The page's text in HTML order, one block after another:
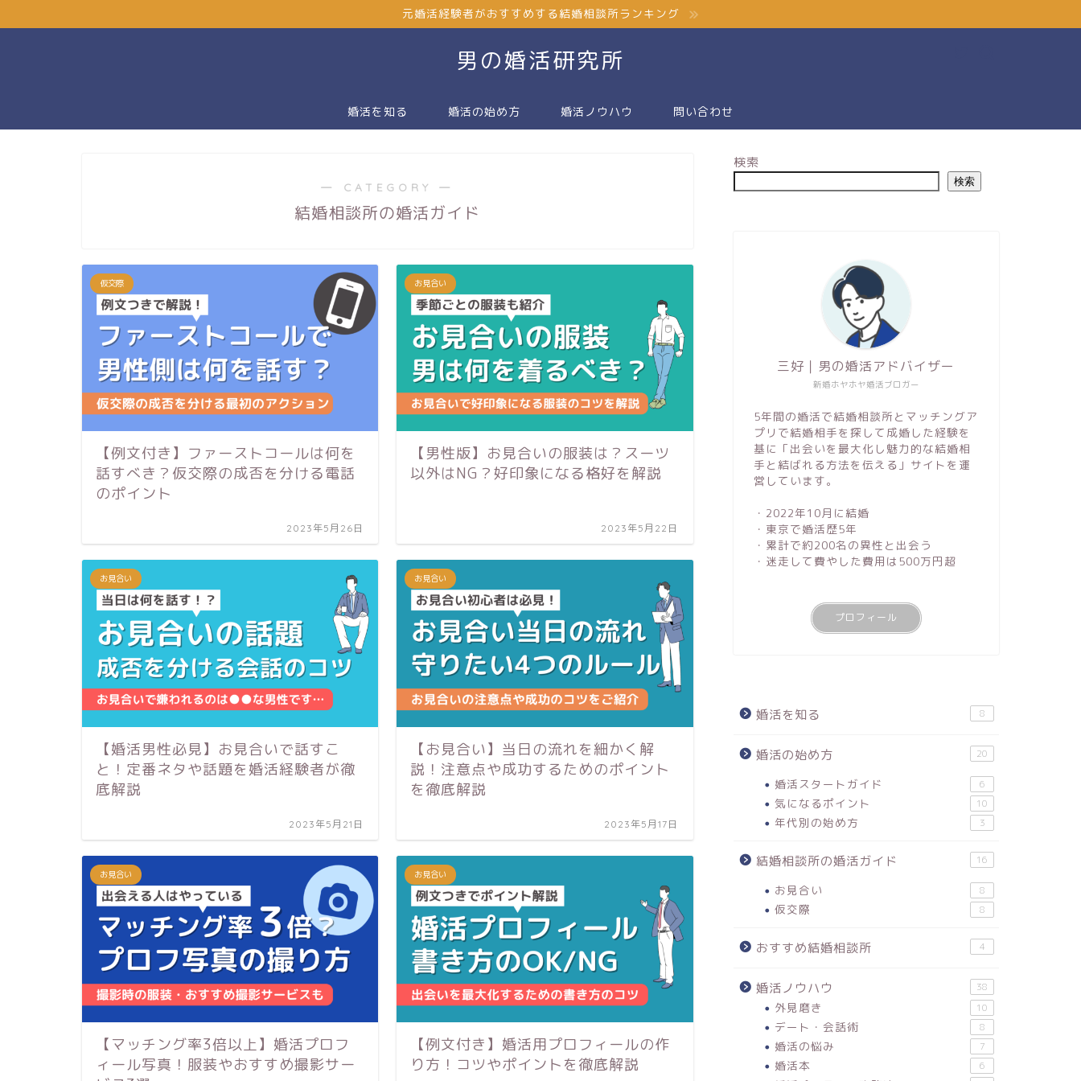
元婚活経験者がおすすめする結婚相談所ランキング
男の婚活研究所
婚活を知る 婚活の始め方 婚活ノウハウ 問い合わせ
― CATEGORY ―
結婚相談所の婚活ガイド
仮交際
【例文付き】ファーストコールは何を
話すべき？仮交際の成否を分ける電話
のポイント
2023年5月26日
お見合い
【男性版】お見合いの服装は？スーツ
以外はNG？好印象になる格好を解説
2023年5月22日
お見合い
【婚活男性必見】お見合いで話すこ
と！定番ネタや話題を婚活経験者が徹
底解説
2023年5月21日
お見合い
【お見合い】当日の流れを細かく解
説！注意点や成功するためのポイント
を徹底解説
2023年5月17日
お見合い
【マッチング率3倍以上】婚活プロフ
ィール写真！服装やおすすめ撮影サー
お見合い
【例文付き】婚活用プロフィールの作
り方！コツやポイントを徹底解説
検索
検索
新婚ホヤホヤ婚活ブロガー
三好｜男の婚活アドバイザー
5年間の婚活で結婚相談所とマッチングア
プリで結婚相手を探して成婚した経験を
基に「出会いを最大化し魅力的な結婚相
手と結ばれる方法を伝える」サイトを運
営しています。
・2022年10月に結婚
・東京で婚活歴5年
・累計で約200名の異性と出会う
・迷走して費やした費用は500万円超
プロフィール
婚活を知る 8
婚活の始め方 20
婚活スタートガイド 6
気になるポイント 10
年代別の始め方 3
結婚相談所の婚活ガイド 16
お見合い 8
仮交際 8
おすすめ結婚相談所 4
婚活ノウハウ 38
外見磨き 10
デート・会話術 8
婚活の悩み 7
婚活本 6